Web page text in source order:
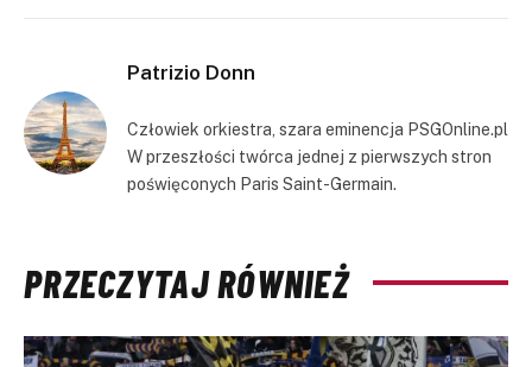
Patrizio Donn
Człowiek orkiestra, szara eminencja PSGOnline.pl
W przeszłości twórca jednej z pierwszych stron
poświęconych Paris Saint-Germain.
PRZECZYTAJ RÓWNIEŻ